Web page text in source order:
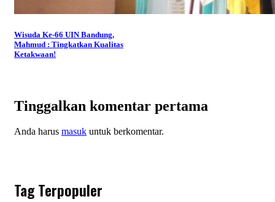
Wisuda Ke-66 UIN Bandung,
Mahmud : Tingkatkan Kualitas
Ketakwaan!
Tinggalkan komentar pertama
Anda harus masuk untuk berkomentar.
Tag Terpopuler